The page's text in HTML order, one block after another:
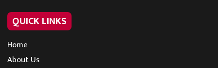
QUICK LINKS
Home
About Us